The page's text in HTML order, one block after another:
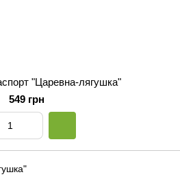
"Царевна-лягушка"
549 грн